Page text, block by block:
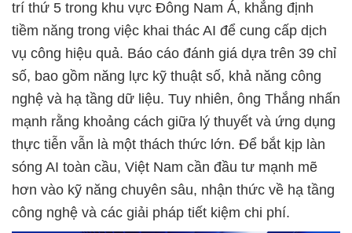
trí thứ 5 trong khu vực Đông Nam Á, khẳng định
tiềm năng trong việc khai thác AI để cung cấp dịch
vụ công hiệu quả. Báo cáo đánh giá dựa trên 39 chỉ
số, bao gồm năng lực kỹ thuật số, khả năng công
nghệ và hạ tầng dữ liệu. Tuy nhiên, ông Thắng nhấn
mạnh rằng khoảng cách giữa lý thuyết và ứng dụng
thực tiễn vẫn là một thách thức lớn. Để bắt kịp làn
sóng AI toàn cầu, Việt Nam cần đầu tư mạnh mẽ
hơn vào kỹ năng chuyên sâu, nhận thức về hạ tầng
công nghệ và các giải pháp tiết kiệm chi phí.